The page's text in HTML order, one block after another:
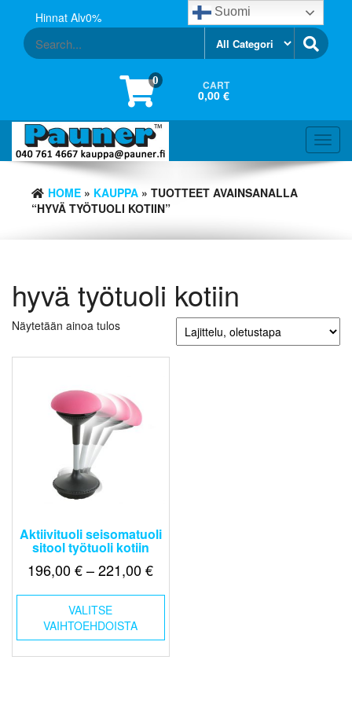
content
Hinnat Alv0%
0 CART
0,00 €
HOME » KAUPPA » TUOTTEET AVAINSANALLA
“HYVÄ TYÖTUOLI KOTIIN”
hyvä työtuoli kotiin
Näytetään ainoa tulos
Aktiivituoli seisomatuoli
sitool työtuoli kotiin
196,00€ – 221,00€Hintaluokka:
VALITSE
VAIHTOEHDOISTA
Tällä
useampi
muunnelma.
Suomi